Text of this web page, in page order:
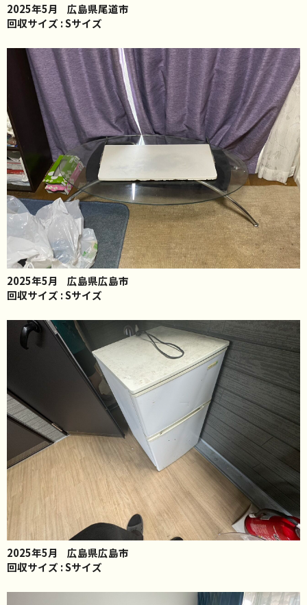
2025年5月
広島県尾道市
回収サイズ : Sサイズ
2025年5月
広島県広島市
回収サイズ : Sサイズ
2025年5月
広島県広島市
回収サイズ : Sサイズ